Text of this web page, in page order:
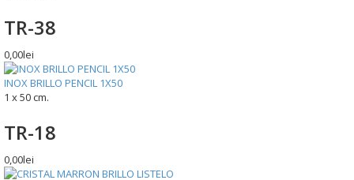
TR-38
0,00lei
INOX BRILLO PENCIL 1X50
1 x 50 cm.
TR-18
0,00lei